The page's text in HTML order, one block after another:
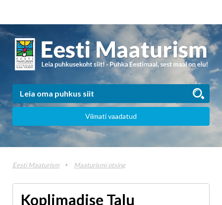
Viimati vaadatud
Eesti Maaturism Maaturismi otsing
Koplimadise Talu